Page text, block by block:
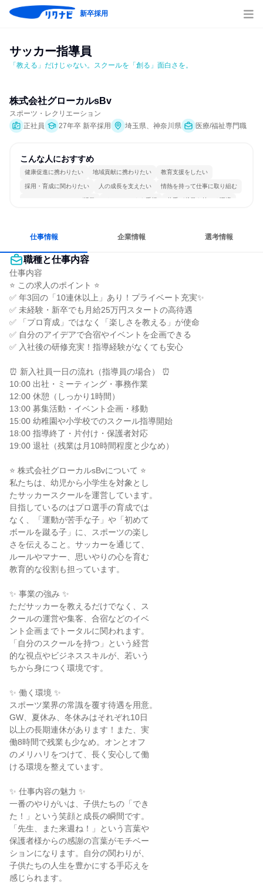
新卒採用
サッカー指導員
「教える」だけじゃない。スクールを「創る」面白さを。
株式会社グローカルsBv
スポーツ・レクリエーション
正社員
27年卒 新卒採用 埼玉県、神奈川県 医療/福祉専門職
こんな人におすすめ
健康促進に携わりたい 地域貢献に携わりたい 教育支援をしたい
採用・育成に関わりたい 人の成長を支えたい 情熱を持って仕事に取り組む
コミュニケーションが活発 チームワークを重視 若手が裁量を持てる環境
仕事情報 企業情報 選考情報
職種と仕事内容
仕事内容
⭐ この求人のポイント ⭐
✅ 年3回の「10連休以上」あり！プライベート充実✨
✅ 未経験・新卒でも月給25万円スタートの高待遇
✅ 「プロ育成」ではなく「楽しさを教える」が使命
✅ 自分のアイデアで合宿やイベントを企画できる
✅ 入社後の研修充実！指導経験がなくても安心
⏰ 新入社員一日の流れ（指導員の場合） ⏰
10:00 出社・ミーティング・事務作業
12:00 休憩（しっかり1時間）
13:00 募集活動・イベント企画・移動
15:00 幼稚園や小学校でのスクール指導開始
18:00 指導終了・片付け・保護者対応
19:00 退社（残業は月10時間程度と少なめ）
⭐ 株式会社グローカルsBvについて ⭐
私たちは、幼児から小学生を対象とし
たサッカースクールを運営しています。
目指しているのはプロ選手の育成では
なく、「運動が苦手な子」や「初めて
ボールを蹴る子」に、スポーツの楽し
さを伝えること。サッカーを通じて、
ルールやマナー、思いやりの心を育む
教育的な役割も担っています。
✨ 事業の強み ✨
ただサッカーを教えるだけでなく、ス
クールの運営や集客、合宿などのイベ
ント企画までトータルに関われます。
「自分のスクールを持つ」という経営
的な視点やビジネススキルが、若いう
ちから身につく環境です。
✨ 働く環境 ✨
スポーツ業界の常識を覆す待遇を用意。
GW、夏休み、冬休みはそれぞれ10日
以上の長期連休があります！また、実
働8時間で残業も少なめ。オンとオフ
のメリハリをつけて、長く安心して働
ける環境を整えています。
✨ 仕事内容の魅力 ✨
一番のやりがいは、子供たちの「でき
た！」という笑顔と成長の瞬間です。
「先生、また来週ね！」という言葉や
保護者様からの感謝の言葉がモチベー
ションになります。自分の関わりが、
子供たちの人生を豊かにする手応えを
感じられます。